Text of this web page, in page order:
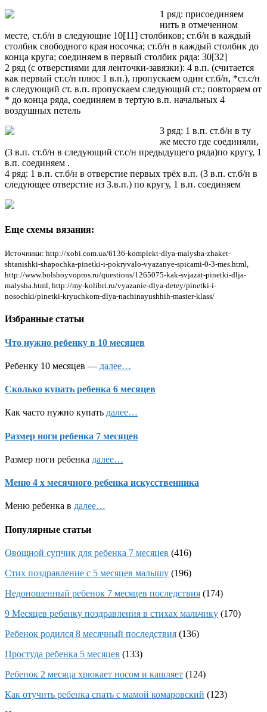
1 ряд: присоединяем
нить в отмеченном
месте, ст.б/н в следующие 10[11] столбиков; ст.б/н в каждый
столбик свободного края носочка; ст.б/н в каждый столбик до
конца круга; соединяем в первый столбик ряда: 30[32]
2 ряд (с отверстиями для ленточки-завязки): 4 в.п. (считается
как первый ст.с/н плюс 1 в.п.), пропускаем один ст.б/н, *ст.с/н
в следующий ст. в.п. пропускаем следующий ст.; повторяем от
* до конца ряда, соединяем в тертую в.п. начальных 4
воздушных петель
3 ряд: 1 в.п. ст.б/н в ту
же место где соединяли,
(3 в.п. ст.б/н в следующий ст.с/н предыдущего ряда)по кругу, 1
в.п. соединяем .
4 ряд: 1 в.п. ст.б/н в отверстие первых трёх в.п. (3 в.п. ст.б/н в
следующее отверстие из 3.в.п.) по кругу, 1 в.п. соединяем
Еще схемы вязания:
Источники: http://xobi.com.ua/6136-komplekt-dlya-malysha-zhaket-
shtanishki-shapochka-pinetki-i-pokryvalo-vyazanye-spicami-0-3-mes.html,
http://www.bolshoyvopros.ru/questions/1265075-kak-svjazat-pinetki-dlja-
malysha.html, http://my-kolibri.ru/vyazanie-dlya-detey/pinetki-i-
nosochki/pinetki-kryuchkom-dlya-nachinayushhih-master-klass/
Избранные статьи
Что нужно ребенку в 10 месяцев
Ребенку 10 месяцев — далее…
Сколько купать ребенка 6 месяцев
Как часто нужно купать далее…
Размер ноги ребенка 7 месяцев
Размер ноги ребенка далее…
Меню 4 х месячного ребенка искусственника
Меню ребенка в далее…
Популярные статьи
Овощной супчик для ребенка 7 месяцев (416)
Стих поздравление с 5 месяцев малышу (196)
Недоношенный ребенок 7 месяцев последствия (174)
9 Месяцев ребенку поздравления в стихах мальчику (170)
Ребенок родился 8 месячный последствия (136)
Простуда ребенка 5 месяцев (133)
Ребенок 2 месяца хрюкает носом и кашляет (124)
Как отучить ребенка спать с мамой комаровский (123)